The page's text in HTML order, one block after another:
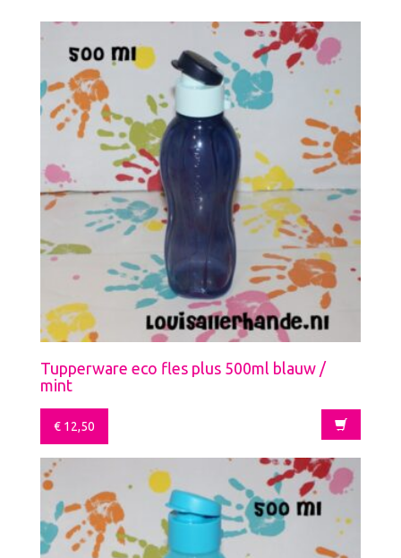
Tupperware eco fles plus 500ml blauw /
mint
€ 12,50